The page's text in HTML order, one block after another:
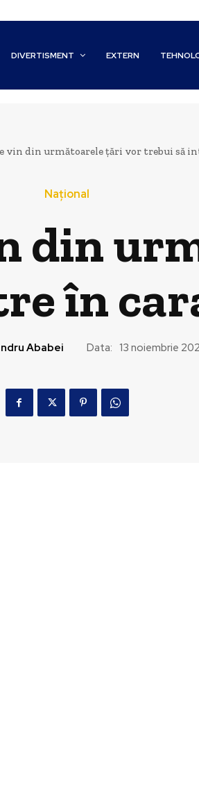
DIVERTISMENT EXTERN
vin din următoarele țări vor trebui să
Național
din
în
Ababei Data: 13 noiembrie